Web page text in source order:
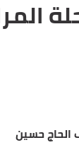
حسين